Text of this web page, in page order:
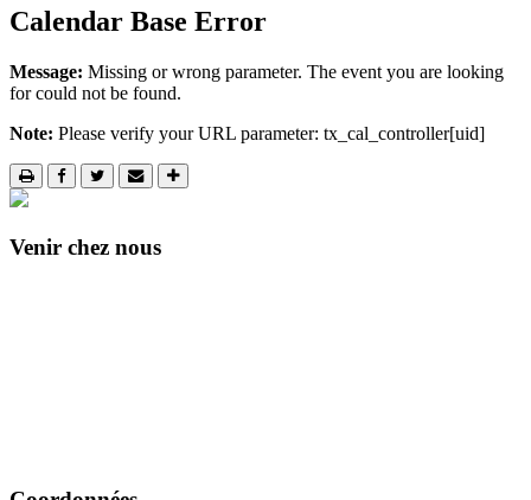
Calendar Base Error
Message: Missing or wrong parameter. The event you are looking
for could not be found.
Note: Please verify your URL parameter: tx_cal_controller[uid]
Venir chez nous